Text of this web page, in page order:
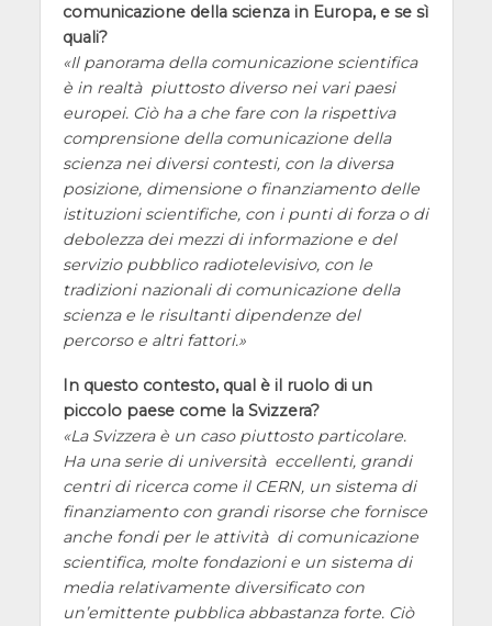
comunicazione della scienza in Europa, e se sì
quali?
Il panorama della comunicazione scientifica
è in realtà piuttosto diverso nei vari paesi
europei. Ciò ha a che fare con la rispettiva
comprensione della comunicazione della
scienza nei diversi contesti, con la diversa
posizione, dimensione o finanziamento delle
istituzioni scientifiche, con i punti di forza o di
debolezza dei mezzi di informazione e del
servizio pubblico radiotelevisivo, con le
tradizioni nazionali di comunicazione della
scienza e le risultanti dipendenze del
percorso e altri fattori.
In questo contesto, qual è il ruolo di un
piccolo paese come la Svizzera?
La Svizzera è un caso piuttosto particolare.
Ha una serie di università eccellenti, grandi
centri di ricerca come il CERN, un sistema di
finanziamento con grandi risorse che fornisce
anche fondi per le attività di comunicazione
scientifica, molte fondazioni e un sistema di
media relativamente diversificato con
un’emittente pubblica abbastanza forte. Ciò